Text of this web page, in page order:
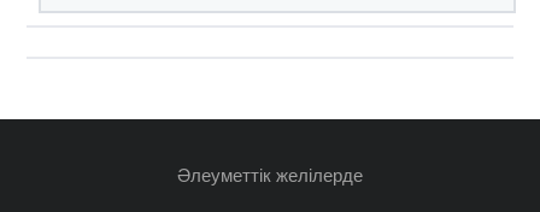
Әлеуметтік желілерде